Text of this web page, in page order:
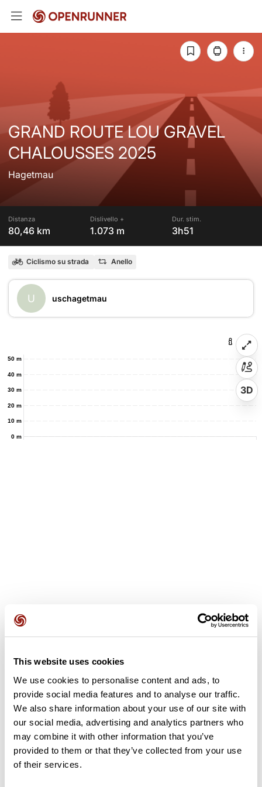
This website uses cookies
We use cookies to personalise content and ads, to
provide social media features and to analyse our traffic.
We also share information about your use of our site with
our social media, advertising and analytics partners who
may combine it with other information that you’ve
provided to them or that they’ve collected from your use
of their services.
GRAND ROUTE LOU GRAVEL
CHALOUSSES 2025
Hagetmau
Distanza
80,46 km
Dislivello +
1.073 m
Dur. stim.
3h51
Ciclismo su strada Anello
U uschagetmau
0 m
10 m
20 m
30 m
40 m
50 m
3D
Recensioni degli utenti
Questo percorso non contiene ancora alcuna recensione.
L'hai già effettuato? Sii il primo a inviare una recensione!
Aggiungi una recensione